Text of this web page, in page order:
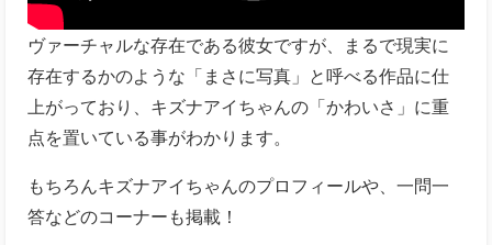
ヴァーチャルな存在である彼女ですが、まるで現実に
存在するかのような「まさに写真」と呼べる作品に仕
上がっており、キズナアイちゃんの「かわいさ」に重
点を置いている事がわかります。
もちろんキズナアイちゃんのプロフィールや、一問一
答などのコーナーも掲載！